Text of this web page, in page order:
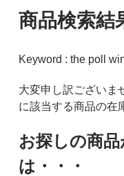
商品検索結
Keyword : the poll
大変申し訳ございま
に該当する商品の在
お探しの商
は・・・